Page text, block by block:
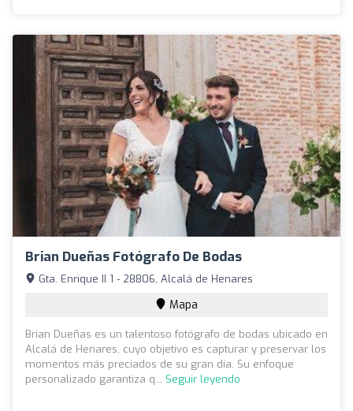
Brian Dueñas Fotógrafo De Bodas
Gta. Enrique II 1 - 28806, Alcalá de Henares
Mapa
Brian Dueñas es un talentoso fotógrafo de bodas ubicado en
Alcalá de Henares, cuyo objetivo es capturar y preservar los
momentos más preciados de su gran día. Su enfoque
personalizado garantiza q... Seguir leyendo